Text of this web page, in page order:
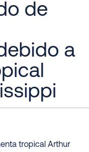
de
a
tropical Arthur